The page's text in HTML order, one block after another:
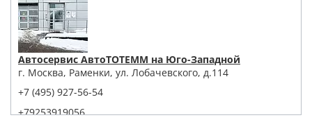
Автосервис АвтоТОТЕММ на Юго-Западной
г. Москва, Раменки, ул. Лобачевского, д.114
+7 (495) 927-56-54
+79253919056